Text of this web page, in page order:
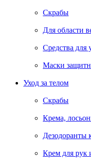
Скрабы
Для области
Средства для
Маски
Уход за телом
Скрабы
Крема,
Дезодоранты
Крем для рук